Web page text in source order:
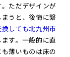
ただデザインが
うと、後悔に繋
しても北九州市
す。一般的に直
薄いものは床の